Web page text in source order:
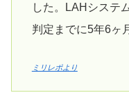
した。LAHシステ
判定までに5年6ヶ
ミリレポより